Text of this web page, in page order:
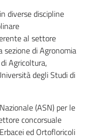
diverse discipline
al settore
sezione di Agronomia
Agricoltura,
degli Studi di
(ASN) per le
concorsuale
ed Ortofloricoli